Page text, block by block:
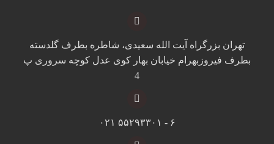
تهران بزرگراه آیت الله سعیدی، شاطره بطرف گلدسته
بطرف فیروزبهرام خیابان بهار کوی عدل کوچه سروری پ
4
۶ - ۵۵۲۹۳۳۰۱ ۰۲۱